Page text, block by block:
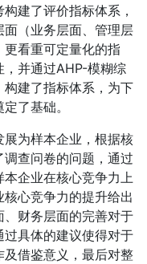
建了评价指标体系，
（业务层面、管理层
看重可定量化的指
并通过AHP-模糊综
建了指标体系，为下
了基础。
为样本企业，根据核
查问卷的问题，通过
企业在核心竞争力上
心竞争力的提升给出
财务层面的完善对于
具体的建议使得对于
借鉴意义，最后对整